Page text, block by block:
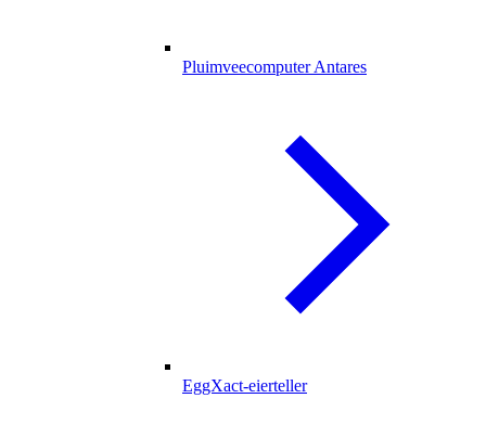
Pluimveecomputer Antares
EggXact-eierteller